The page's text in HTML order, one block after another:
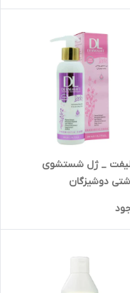
_ ژل شستشوی
دوشیزگان